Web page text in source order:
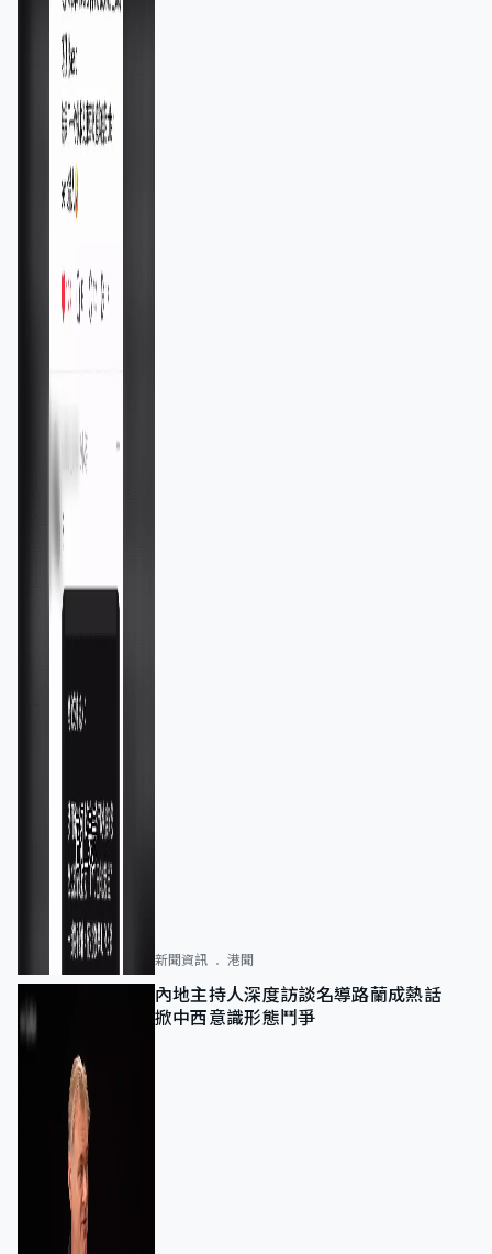
新聞資訊 港聞
內地主持人深度訪談名導路蘭成熱話
掀中西意識形態鬥爭